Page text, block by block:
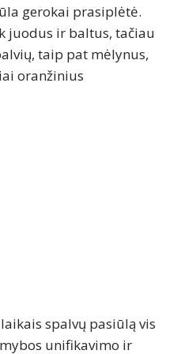
gerokai prasiplėtė.
juodus ir baltus, tačiau
taip pat mėlynus,
oranžinius
spalvų pasiūlą vis
unifikavimo ir